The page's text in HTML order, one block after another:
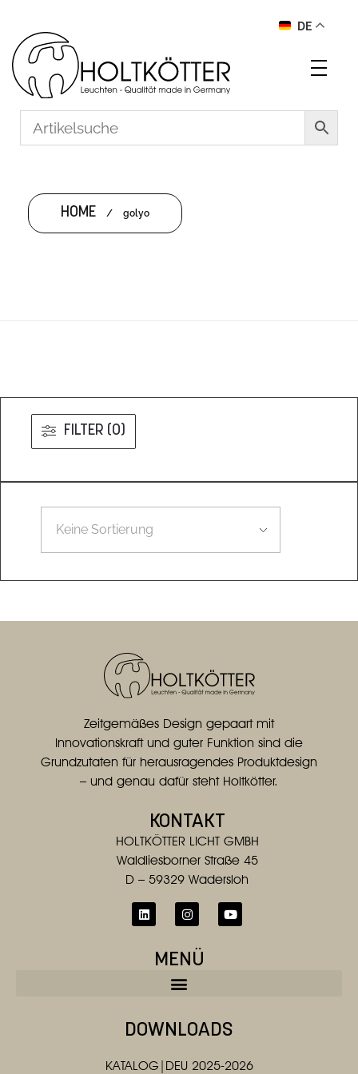
DE
HOME / golyo
FILTER (0)
Zeitgemäßes Design gepaart mit
Innovationskraft und guter Funktion sind die
Grundzutaten für herausragendes Produktdesign
– und genau dafür steht Holtkötter.
KONTAKT
HOLTKÖTTER LICHT GMBH
Waldliesborner Straße 45
D – 59329 Wadersloh
MENÜ
DOWNLOADS
KATALOG|DEU 2025-2026